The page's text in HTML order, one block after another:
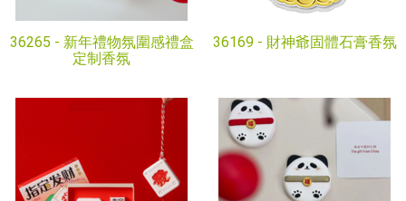
36265 - 新年禮物氛圍感禮盒
定制香氛
36169 - 財神爺固體石膏香氛